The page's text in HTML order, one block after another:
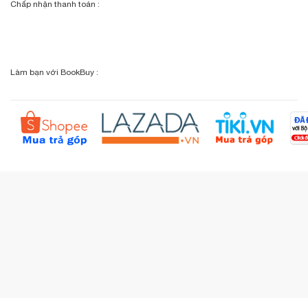
Sơ đồ đường đi
Phương thức vận chuyển
Câu hỏi thường gặp (FAQs)
Giỏ hàng
Kiểm tra đơn hàng
Liên hệ BookBuy
Đặt hàng theo yêu cầu
Chấp nhận thanh toán :
Làm bạn với BookBuy :